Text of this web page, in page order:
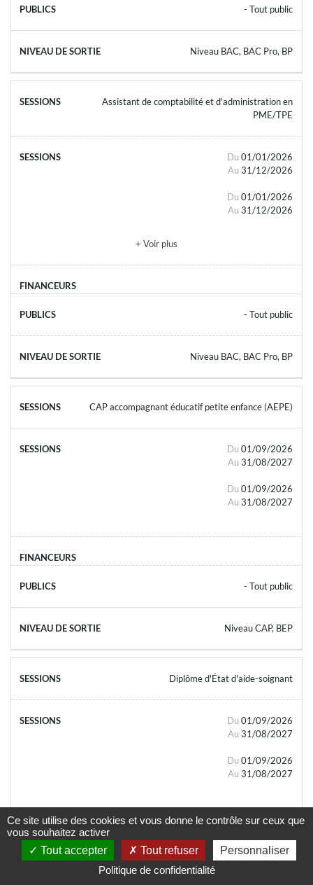
- Tout public
Niveau BAC, BAC Pro, BP
Assistant de comptabilité et d'administration en
PME/TPE
Du 01/01/2026
Au 31/12/2026
Du 01/01/2026
Au 31/12/2026
+ Voir plus
- Tout public
Niveau BAC, BAC Pro, BP
CAP accompagnant éducatif petite enfance (AEPE)
Du 01/09/2026
Au 31/08/2027
Du 01/09/2026
Au 31/08/2027
- Tout public
Niveau CAP, BEP
Diplôme d'État d'aide-soignant
Du 01/09/2026
Au 31/08/2027
Du 01/09/2026
Au 31/08/2027
- Tout public
Ce site utilise des cookies et vous donne le contrôle sur ceux que
vous souhaitez activer
Tout accepter
Tout refuser
Personnaliser
Politique de confidentialité